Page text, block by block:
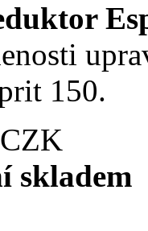
150.
CZK
skladem